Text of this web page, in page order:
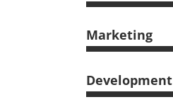
Marketing
Development